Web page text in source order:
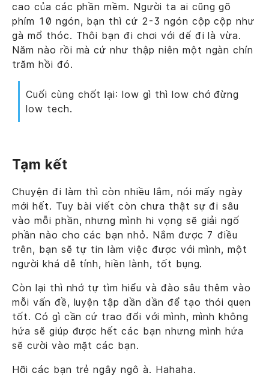
cao của các phần mềm. Người ta ai cũng gõ
phím 10 ngón, bạn thì cứ 2-3 ngón cộp cộp như
gà mổ thóc. Thôi bạn đi chơi với dế đi là vừa.
Năm nào rồi mà cứ như thập niên một ngàn chín
trăm hồi đó.
Cuối cùng chốt lại: low gì thì low chớ đừng
low tech.
Tạm kết
Chuyện đi làm thì còn nhiều lắm, nói mấy ngày
mới hết. Tuy bài viết còn chưa thật sự đi sâu
vào mỗi phần, nhưng mình hi vọng sẽ giải ngố
phần nào cho các bạn nhỏ. Nắm được 7 điều
trên, bạn sẽ tự tin làm việc được với mình, một
người khá dễ tính, hiền lành, tốt bụng.
Còn lại thì nhớ tự tìm hiểu và đào sâu thêm vào
mỗi vấn đề, luyện tập dần dần để tạo thói quen
tốt. Có gì cần cứ trao đổi với mình, mình không
hứa sẽ giúp được hết các bạn nhưng mình hứa
sẽ cười vào mặt các bạn.
Hỡi các bạn trẻ ngây ngô à. Hahaha.